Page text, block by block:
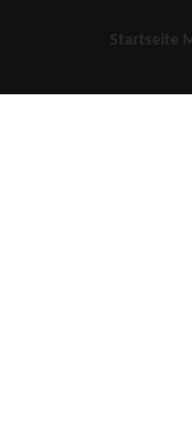
Startseite